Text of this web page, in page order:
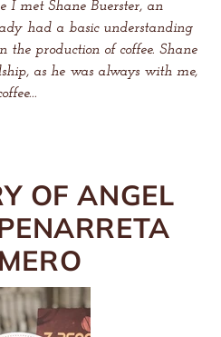
I met Shane Buerster, an
had a basic understanding
the production of coffee. Shane
as he was always with me,
OF ANGEL